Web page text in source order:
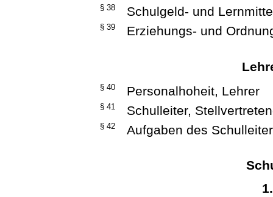
§ 38 Schulgeld- und
§ 39 Erziehungs- und
§ 40 Personalhoheit, Lehrer
§ 41 Schulleiter,
§ 42 Aufgaben des